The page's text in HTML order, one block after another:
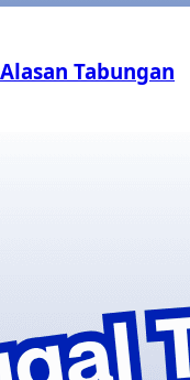
Tabungan